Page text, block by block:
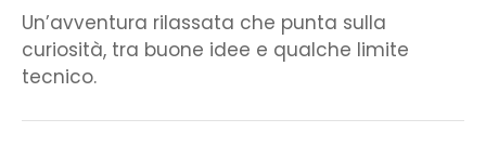
Un’avventura rilassata che punta sulla
curiosità, tra buone idee e qualche limite
tecnico.